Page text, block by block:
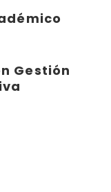
Gestión